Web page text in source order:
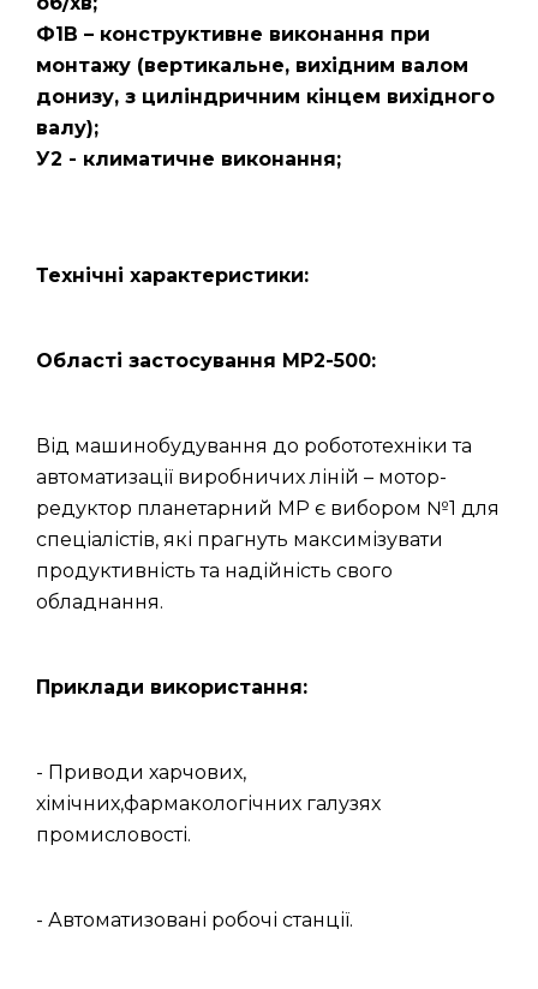
Ф1В – конструктивне виконання при
монтажу (вертикальне, вихідним валом
донизу, з циліндричним кінцем вихідного
валу);
У2 - климатичне виконання;
Технічні характеристики:
Області застосування МР2-500:
Від машинобудування до робототехніки та
автоматизації виробничих ліній – мотор-
редуктор планетарний МР є вибором №1 для
спеціалістів, які прагнуть максимізувати
продуктивність та надійність свого
обладнання.
Приклади використання:
- Приводи харчових,
хімічних,фармакологічних галузях
промисловості.
- Автоматизовані робочі станції.